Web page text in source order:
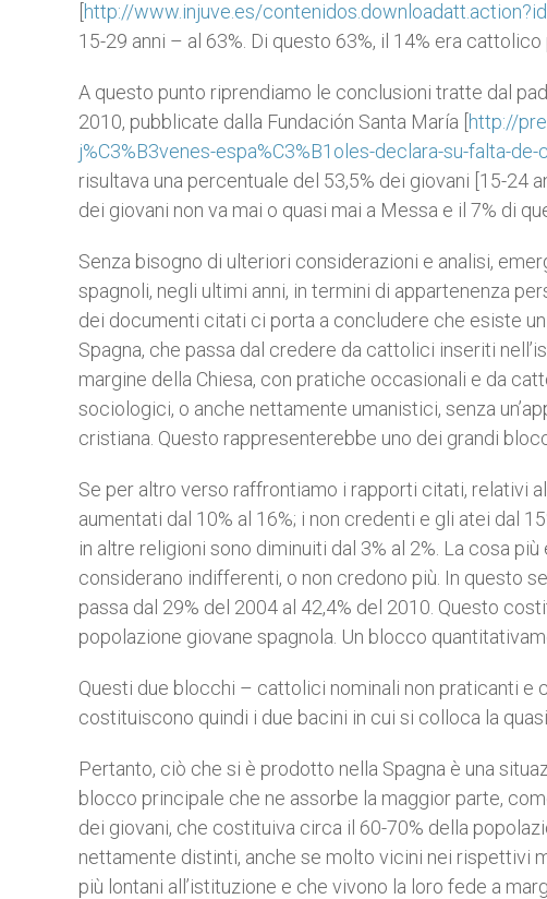
http://www.injuve.es/
15-29 anni – al 63%. Di questo 63%, il 14% era
A questo punto riprendiamo le conclusioni tratte dal
2010, pubblicate dalla Fundación Santa María [ http://
j%C3%B3venes-espa%C3%B1oles-declara-su-falta-
risultava una percentuale del 53,5% dei giovani [15-24
dei giovani non va mai o quasi mai a Messa e il 7% di
Senza bisogno di ulteriori considerazioni e analisi,
spagnoli, negli ultimi anni, in termini di appartenenza
dei documenti citati ci porta a concludere che esiste
Spagna, che passa dal credere da cattolici inseriti
margine della Chiesa, con pratiche occasionali e da
sociologici, o anche nettamente umanistici, senza
cristiana. Questo rappresenterebbe uno dei grandi
Se per altro verso raffrontiamo i rapporti citati, relativi
aumentati dal 10% al 16%; i non credenti e gli atei dal
in altre religioni sono diminuiti dal 3% al 2%. La cosa
considerano indifferenti, o non credono più. In questo
passa dal 29% del 2004 al 42,4% del 2010. Questo
popolazione giovane spagnola. Un blocco
Questi due blocchi – cattolici nominali non praticanti
costituiscono quindi i due bacini in cui si colloca la
Pertanto, ciò che si è prodotto nella Spagna è una
blocco principale che ne assorbe la maggior parte,
dei giovani, che costituiva circa il 60-70% della
nettamente distinti, anche se molto vicini nei rispettivi
più lontani all’istituzione e che vivono la loro fede a